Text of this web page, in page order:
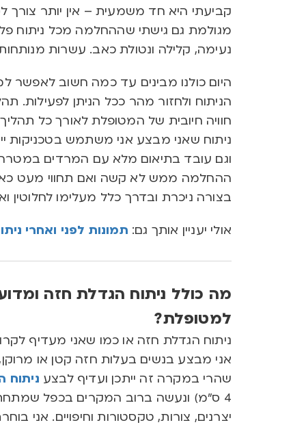
קביעתי היא חד משמעית – אין יותר צורך
מגולמת גם גישתי שההחלמה מכל ניתוח
נעימה, קלילה ונטולת כאב. עשרות
היום כולנו מבינים עד כמה חשוב לאפשר
הניתוח ולחזור מהר ככל הניתן לפעילות.
חוויה חיובית של המטופלת לאורך כל
ניתוח שאני מבצע אני משתמש בטכניקות
וגם עובד בתיאום מלא עם המרדים
ההחלמה ממש לא קשה ואם תחווי מעט
בצורה ניכרת ובדרך כלל מעלימו לחלוטין
אולי יעניין אותך גם: תמונות לפני ואחרי
מה כולל ניתוח הגדלת חזה
למטופלת?
ניתוח הגדלת חזה או כמו שאני מעדיף
אני מבצע בנשים בעלות חזה קטן או מרוקן
שהרי במקרה זה ייתכן ועדיף לבצע ניתוח
4 ס”מ) ונעשה ברוב המקרים בכפל שמתחת לשד
יצרנים, צורות, טקסטורות וחיפויים. אני